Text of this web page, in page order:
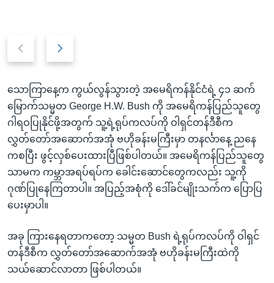
ကျော်
Previous
Next
သောကြာနေ့က ကွယ်လွန်သွားတဲ့ အမေရိကန်နိုင်ငံရဲ့ ၄၁ ဆက်
မြောက်သမ္မတ George H.W. Bush ကို အမေရိကန်ပြည်သူတွေ
ဂါရဝပြုနိုင်ဖို့အတွက် သူ့ရဲ့ရုပ်ကလပ်ကို ဝါရှင်တန်ဒီစီက
လွှတ်တော်အဆောက်အအုံ ဗဟိုခန်းမကြီးမှာ တနင်္လာနေ့ ညနေ
ကစပြီး ဖွင့်လှစ်ပေးထားပြီဖြစ်ပါတယ်။ အမေရိကန်ပြည်သူတွေ
သာမက ကမ္ဘာအရပ်ရပ်က ခေါင်းဆောင်တွေကလည်း သူ့ကို
ဂုဏ်ပြုနေကြတာပါ။ အပြည့်အစုံကို ဒေါ်ခင်မျိုးသက်က ပြောပြ
ပေးမှာပါ။
အခု ကြားနေရတာကတော့ သမ္မတ Bush ရဲ့ရုပ်ကလပ်ကို ဝါရှင်
တန်ဒီစီက လွှတ်တော်အဆောက်အအုံ ဗဟိုခန်းမကြီးထဲကို
သယ်ဆောင်လာတာ ဖြစ်ပါတယ်။